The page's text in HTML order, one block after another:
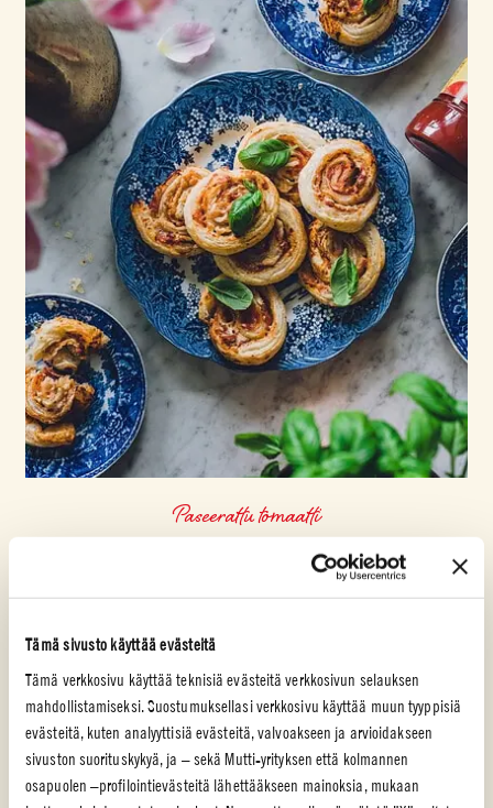
Tämä sivusto käyttää evästeitä
Tämä verkkosivu käyttää teknisiä evästeitä verkkosivun selauksen
mahdollistamiseksi. Suostumuksellasi verkkosivu käyttää muun tyyppisiä
evästeitä, kuten analyyttisiä evästeitä, valvoakseen ja arvioidakseen
sivuston suorituskykyä, ja – sekä Mutti-yrityksen että kolmannen
osapuolen –profilointievästeitä lähettääkseen mainoksia, mukaan
Paseerattu tomaatti
ITALIALAISET KINKKURULLAT
parmesaani yhdistyvät todelliseksi, vastustamattomaksi herkuksi.
Nopeasti valmistuvat, kaikkiin tilaisuuksiin sopivat ja herkulliset
suupalat tekevät aina vaikutuksen.
20 min HELPPO